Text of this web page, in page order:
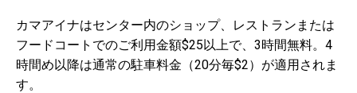
カマアイナはセンター内のショップ、レストランまたは
フードコートでのご利用金額$25以上で、3時間無料。4
時間め以降は通常の駐車料金（20分毎$2）が適用されま
す。